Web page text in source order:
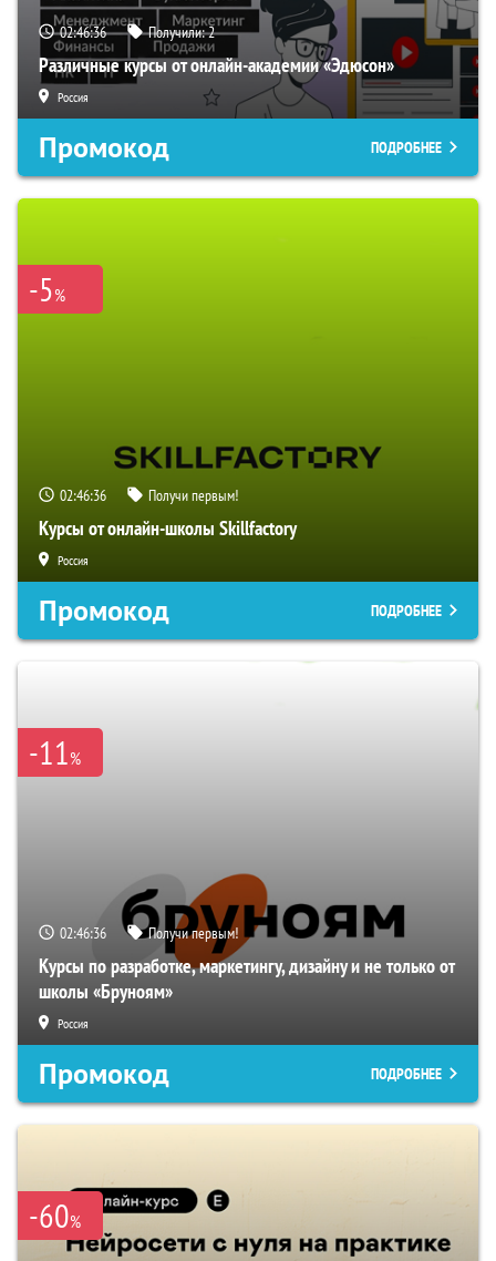
02:46:35 Получили:2
Различные курсы от онлайн-академии «Эдюсон»
Россия
Промокод ПОДРОБНЕЕ
-5%
02:46:35 Получи первым!
Курсы от онлайн-школы Skillfactory
Россия
Промокод ПОДРОБНЕЕ
-11%
02:46:35 Получи первым!
Курсы по разработке, маркетингу, дизайну и не только от
школы «Бруноям»
Россия
Промокод ПОДРОБНЕЕ
-60%